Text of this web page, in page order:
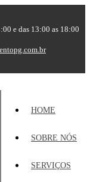
e das 13:00 as 18:00
HOME
SOBRE NÓS
SERVIÇOS